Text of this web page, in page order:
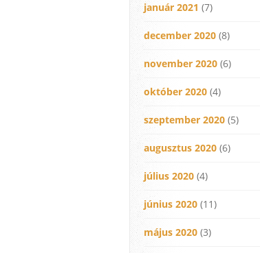
január 2021 (7)
december 2020 (8)
november 2020 (6)
október 2020 (4)
szeptember 2020 (5)
augusztus 2020 (6)
július 2020 (4)
június 2020 (11)
május 2020 (3)